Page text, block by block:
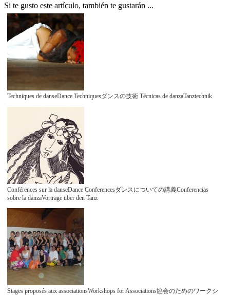
Si te gusto este artículo, también te gustarán ...
Techniques de danseDance Techniquesダンスの技術 Técnicas de danzaTanztechnik
Conférences sur la danseDance Conferencesダンスについての講義Conferencias
sobre la danzaVorträge über den Tanz
Stages proposés aux associationsWorkshops for Associations協会のためのワークシ